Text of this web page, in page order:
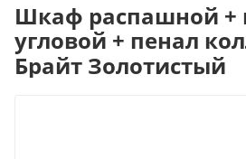
Шкаф распашной
угловой + пенал
Брайт Золотистый